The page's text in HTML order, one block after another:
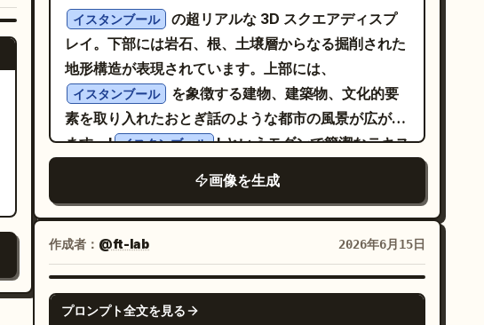
に空けておき、暗い状態を維持してください。
り、小さな島々やドックが点在している。未踏の地を
感じさせるよう、特に左下と右下の境界付近にドラマ
チックな雲や霧を配置する。 凡例：マップの左上付近
に「LEYENDA」と題された、装飾が施された暗い長
方形の凡例ボックスを追加する。以下の 15 個のラベ
Ciudad Portuaria Desarrollada（開発された港
町）、2 Asentamiento Sin Desarrollar（未開発の
集落）、3 Puerto Menor（小港）、4 Yacimiento
de Cristal de Maná（マナクリスタル鉱床）、5
Mina en Producción（稼働中の鉱山）、6 Mina
Abandonada（廃鉱）、7 Vetas de Hierro
てください：左上に大きなオレンジの歯車 1 つ、右側
に小さな赤い歯車 1 つ、右上にオレンジの天面を持つ
白い角丸キューブ 1 つ、左下に円グラフアイコン付き
の白と赤の角丸キューブ 1 つ、中央下にオレンジのチ
ェックマーク付きの小さな白い角丸キューブ 1 つ、右
下にオレンジの天面と小さなオレンジ／赤のドットを
持つ積み重なった白いサーバー風キューブ 1 つ、そし
て中央にキーボードとトラックパッドが見えるノート
パソコン 1 台。ノートパソコンの画面には、以下の 5
つのワークフロー UI 要素を正確に含めてください：
白い円形の中央部を持つ赤い角丸四角形ノード 2 つ、
中央にオレンジの角丸長方形 1 つ、3 つの小さな色付
きドットがある白い角丸長方形 1 つ、そして右側の赤
イスタンブール
の超リアルな 3D スクエアディスプ
レイ。下部には岩石、根、土壌層からなる掘削された
地形構造が表現されています。上部には、
イスタンブール
を象徴する建物、建築物、文化的要
素を取り入れたおとぎ話のような都市の風景が広がり
ます。' イスタンブール ' というモダンで簡潔なテキス
フカメラ品質、鮮明で鮮やかなマジックリアリズムの
美学。寸法：1080x1080。
画像を生成
作成者： @ft-lab 2026年6月15日
NANO BANANA PRO
プロンプト全文を見る